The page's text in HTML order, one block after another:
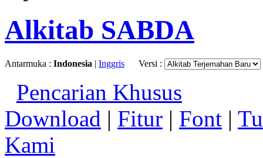
Alkitab SABDA
Antarmuka : Indonesia | Inggris Versi :
Pencarian Khusus
Download | Fitur | Font |
Kami